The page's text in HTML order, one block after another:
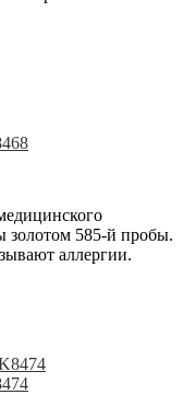
золотом 585-й пробы.
аллергии.